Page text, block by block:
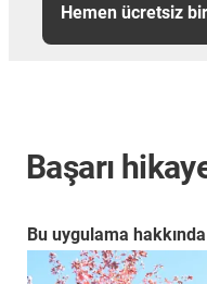
Hemen ücretsiz
Başarı
Bu uygulama